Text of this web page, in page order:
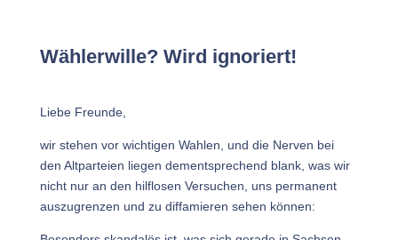
Wählerwille? Wird ignoriert!
Liebe Freunde,
wir stehen vor wichtigen Wahlen, und die Nerven bei
den Altparteien liegen dementsprechend blank, was wir
nicht nur an den hilflosen Versuchen, uns permanent
auszugrenzen und zu diffamieren sehen können: